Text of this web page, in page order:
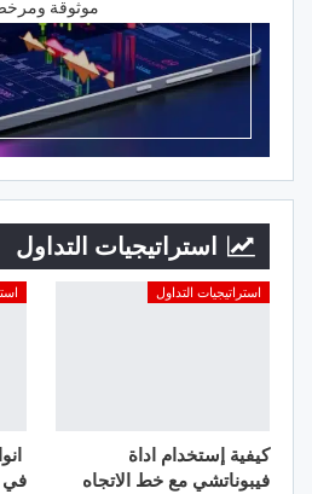
موثوقة
استراتيجيات التداول
استراتيجيات التداول
كيفية إستخدام اداة
فيبوناتشي مع خط الاتجاه
في